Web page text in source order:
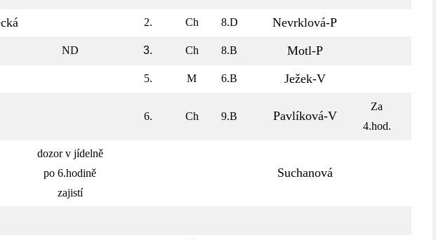
2. Ch 8.D Nevrklová-P
ND 3. Ch 8.B Motl-P
5. M 6.B Ježek-V
6. Ch 9.B Pavlíková-V
Za
4.hod.
dozor v jídelně
po 6.hodině
zajistí
Suchanová